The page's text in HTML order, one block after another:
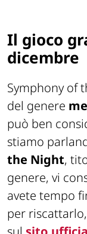
Il gioco
dicembre
Symphony of
del genere
può ben
stiamo
the Night,
genere, vi
avete tempo
per